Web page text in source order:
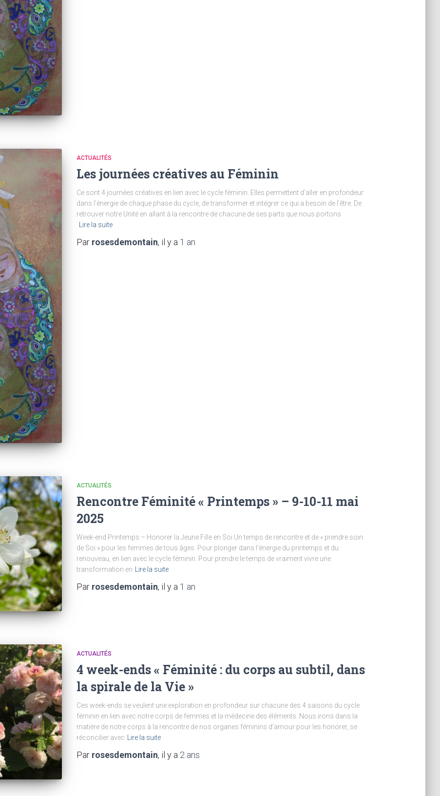
ACTUALITÉS
Les journées créatives au Féminin
Ce sont 4 journées créatives en lien avec le cycle féminin. Elles permettent d’aller en profondeur
dans l’énergie de chaque phase du cycle, de transformer et intégrer ce qui a besoin de l’être. De
retrouver notre Unité en allant à la rencontre de chacune de ses parts que nous portons
Lire la suite
Par rosesdemontain, il y a 1 an
ACTUALITÉS
Rencontre Féminité « Printemps » – 9-10-11 mai
2025
Week-end Printemps – Honorer la Jeune Fille en Soi Un temps de rencontre et de « prendre soin
de Soi » pour les femmes de tous âges. Pour plonger dans l’énergie du printemps et du
renouveau, en lien avec le cycle féminin. Pour prendre le temps de vraiment vivre une
transformation en
Lire la suite
Par rosesdemontain, il y a 1 an
ACTUALITÉS
4 week-ends « Féminité : du corps au subtil, dans
la spirale de la Vie »
Ces week-ends se veulent une exploration en profondeur sur chacune des 4 saisons du cycle
féminin en lien avec notre corps de femmes et la médecine des éléments. Nous irons dans la
matière de notre corps à la rencontre de nos organes féminins d’amour pour les honorer, se
réconcilier avec Lire la suite
Par rosesdemontain, il y a 2 ans